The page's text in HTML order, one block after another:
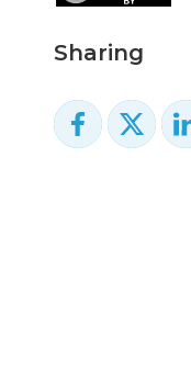
Sharing